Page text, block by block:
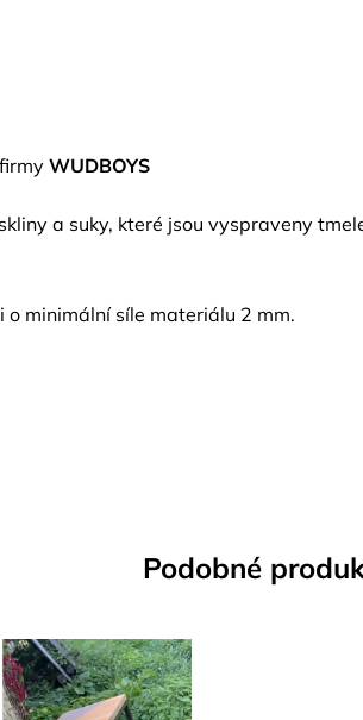
WUDBOYS
a suky, které jsou vyspraveny
o minimální síle materiálu 2 mm.
Podobné